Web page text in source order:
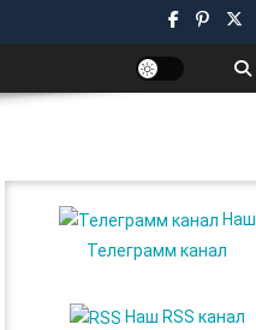
Наш
Телеграмм канал
Наш RSS канал